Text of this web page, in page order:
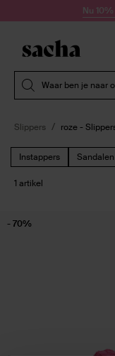
Doorgaan naar artikel
Nu
Waar ben je naar
Slippers roze -
Instappers Sandalen
1 artikel
- 70%